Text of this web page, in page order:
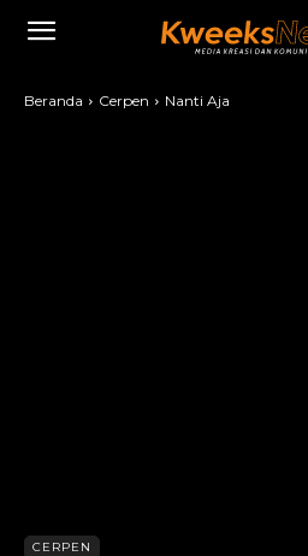
Beranda Cerpen Nanti Aja
CERPEN